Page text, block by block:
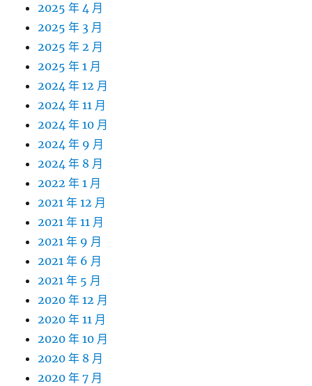
2025 年 4 月
2025 年 3 月
2025 年 2 月
2025 年 1 月
2024 年 12 月
2024 年 11 月
2024 年 10 月
2024 年 9 月
2024 年 8 月
2022 年 1 月
2021 年 12 月
2021 年 11 月
2021 年 9 月
2021 年 6 月
2021 年 5 月
2020 年 12 月
2020 年 11 月
2020 年 10 月
2020 年 8 月
2020 年 7 月